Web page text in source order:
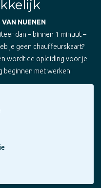
VAN NUENEN
dan – binnen 1 minuut –
je geen chauffeurskaart?
wordt de opleiding voor je
beginnen met werken!